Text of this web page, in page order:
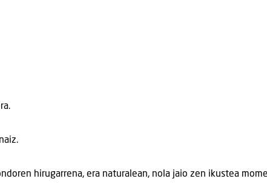
hirugarrena, era naturalean, nola jaio zen ikustea